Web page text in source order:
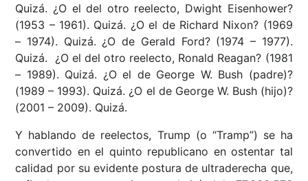
Quizá. ¿O el del otro reelecto, Dwight Eisenhower?
(1953 – 1961). Quizá. ¿O el de Richard Nixon? (1969
– 1974). Quizá. ¿O de Gerald Ford? (1974 – 1977).
Quizá. ¿O el del otro reelecto, Ronald Reagan? (1981
– 1989). Quizá. ¿O el de George W. Bush (padre)?
(1989 – 1993). Quizá. ¿O el de George W. Bush (hijo)?
(2001 – 2009). Quizá.
Y hablando de reelectos, Trump (o “Tramp”) se ha
convertido en el quinto republicano en ostentar tal
calidad por su evidente postura de ultraderecha que,